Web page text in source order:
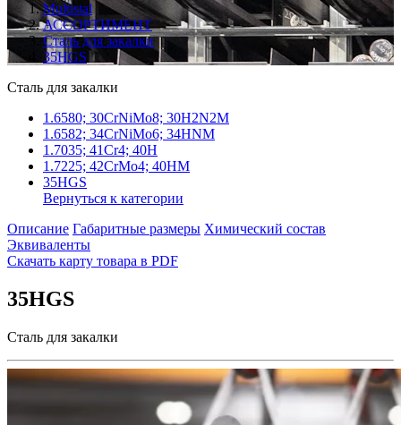
Multistal
АССОРТИМЕНТ
Сталь для закалки
35HGS
Сталь для закалки
1.6580; 30CrNiMo8; 30H2N2M
1.6582; 34CrNiMo6; 34HNM
1.7035; 41Cr4; 40H
1.7225; 42CrMo4; 40HM
35HGS
Вернуться к категории
Описание Габаритные размеры Химический состав
Эквиваленты
Скачать карту товара в PDF
35HGS
Сталь для закалки